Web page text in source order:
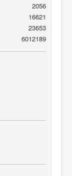
2056
16621
23653
6012189